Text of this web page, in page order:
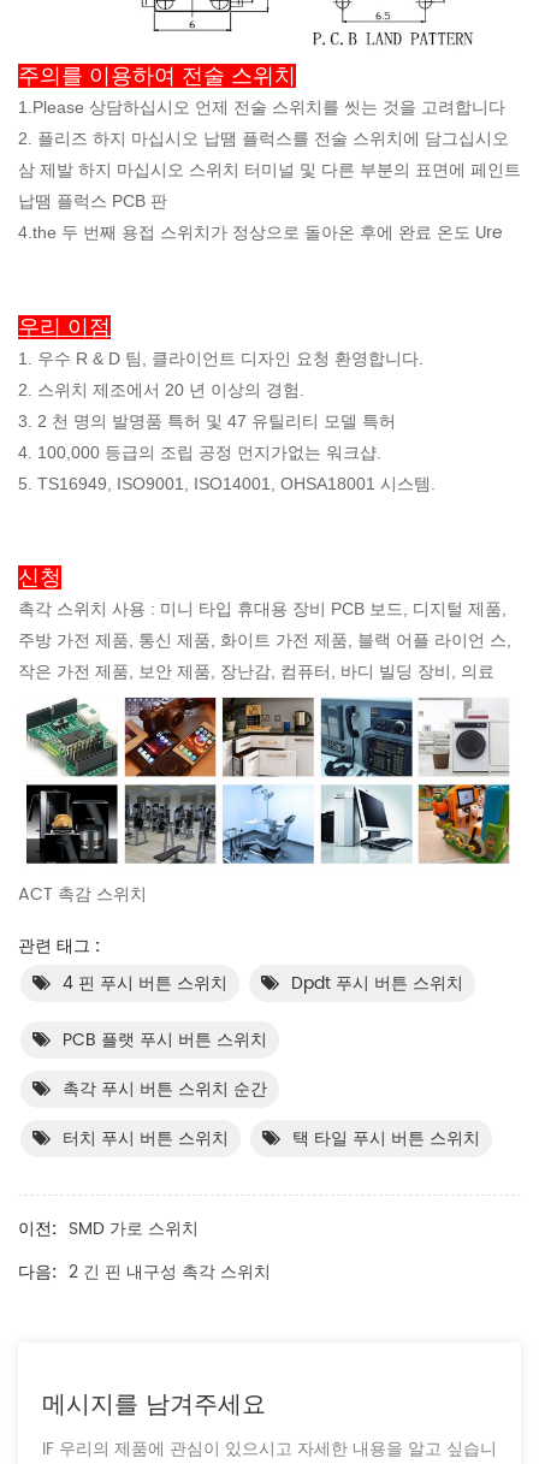
주의를 이용하여 전술 스위치
1.Please 상담하십시오 언제 전술 스위치를 씻는 것을 고려합니다
2. 플리즈 하지 마십시오 납땜 플럭스를 전술 스위치에 담그십시오
삼 제발 하지 마십시오 스위치 터미널 및 다른 부분의 표면에 페인트
납땜 플럭스 PCB 판
4.the 두 번째 용접 스위치가 정상으로 돌아온 후에 완료 온도 Ure
우리 이점
1. 우수 R & D 팀, 클라이언트 디자인 요청 환영합니다.
2. 스위치 제조에서 20 년 이상의 경험.
3. 2 천 명의 발명품 특허 및 47 유틸리티 모델 특허
4. 100,000 등급의 조립 공정 먼지가없는 워크샵.
5. TS16949, ISO9001, ISO14001, OHSA18001 시스템.
신청
촉각 스위치 사용 : 미니 타입 휴대용 장비 PCB 보드, 디지털 제품,
주방 가전 제품, 통신 제품, 화이트 가전 제품, 블랙 어플 라이언 스,
작은 가전 제품, 보안 제품, 장난감, 컴퓨터, 바디 빌딩 장비, 의료
ACT 촉감 스위치
관련 태그 :
4 핀 푸시 버튼 스위치
Dpdt 푸시 버튼 스위치
PCB 플랫 푸시 버튼 스위치
촉각 푸시 버튼 스위치 순간
터치 푸시 버튼 스위치
택 타일 푸시 버튼 스위치
이전: SMD 가로 스위치
다음: 2 긴 핀 내구성 촉각 스위치
메시지를 남겨주세요
IF 우리의 제품에 관심이 있으시고 자세한 내용을 알고 싶습니